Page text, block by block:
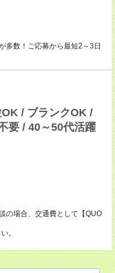
多数！ご応募から最短2～3日
/ ブランクOK /
要 / 40～50代活躍
の場合、交通費として【QUO
。